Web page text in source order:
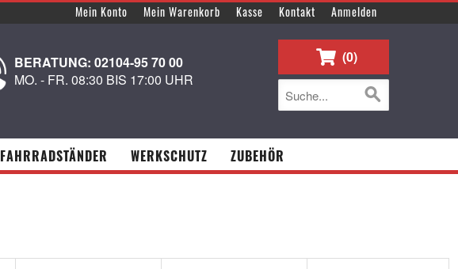
Mein Konto Mein Warenkorb Kasse Kontakt Anmelden
BERATUNG: 02104-95 70 00
MO. - FR. 08:30 BIS 17:00 UHR
0
FAHRRADSTÄNDER WERKSCHUTZ ZUBEHÖR